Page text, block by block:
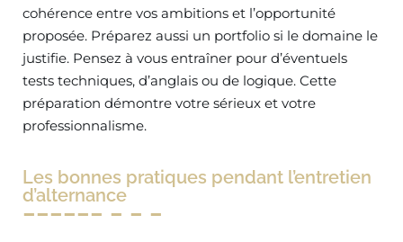
cohérence entre vos ambitions et l’opportunité
proposée. Préparez aussi un portfolio si le domaine le
justifie. Pensez à vous entraîner pour d’éventuels
tests techniques, d’anglais ou de logique. Cette
préparation démontre votre sérieux et votre
professionnalisme.
Les bonnes pratiques pendant l’entretien
d’alternance